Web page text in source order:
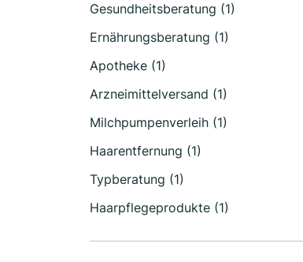
Gesundheitsberatung (1)
Ernährungsberatung (1)
Apotheke (1)
Arzneimittelversand (1)
Milchpumpenverleih (1)
Haarentfernung (1)
Typberatung (1)
Haarpflegeprodukte (1)